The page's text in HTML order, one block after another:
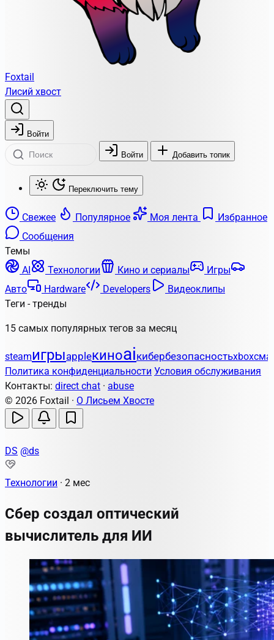
Foxtail
Лисий хвост
Войти
Войти Добавить топик
Переключить тему
Свежее Популярное Моя лента
Избранное
Сообщения
Темы
AI
Технологии Кино и сериалы
Игры
Авто
Hardware Developers
Видеоклипы
Теги - тренды
15 самых популярных тегов за месяц
steamигрыappleкиноaiкибербезопасностьxbox
Политика конфиденциальности Условия обслуживания
Контакты: direct chat · abuse
© 2026 Foxtail · О Лисьем Хвосте
DS @ds
Технологии · 2 мес
Сбер создал оптический
вычислитель для ИИ